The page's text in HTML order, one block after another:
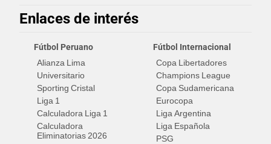
Enlaces de interés
Fútbol Peruano
Alianza Lima
Universitario
Sporting Cristal
Liga 1
Calculadora Liga 1
Calculadora
Eliminatorias 2026
Fútbol Internacional
Copa Libertadores
Champions League
Copa Sudamericana
Eurocopa
Liga Argentina
Liga Española
PSG